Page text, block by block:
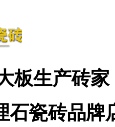
板生产砖家
石瓷砖品牌